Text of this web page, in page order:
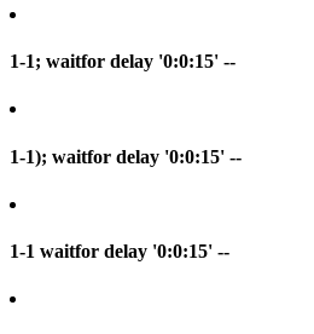
1-1; waitfor delay '0:0:15' --
1-1); waitfor delay '0:0:15' --
1-1 waitfor delay '0:0:15' --